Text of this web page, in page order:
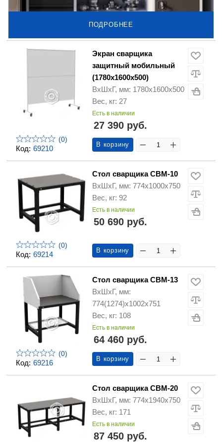
ПОДРОБНЕЕ
Код: 69210
(0)
Экран сварщика
защитный мобильный
(1780х1600х500)
ВхШхГ, мм: 1780х1600х500
Вес, кг: 27
Есть в наличии
27 390 руб.
В корзину
Код: 69214
(0)
Стол сварщика СВМ-10
ВхШхГ, мм: 774х1000х750
Вес, кг: 92
Есть в наличии
50 690 руб.
В корзину
Код: 69216
(0)
Стол сварщика СВМ-13
ВхШхГ, мм:
774(1274)х1002х751
Вес, кг: 108
Есть в наличии
64 460 руб.
В корзину
Стол сварщика СВМ-20
ВхШхГ, мм: 774х1940х750
Вес, кг: 171
Есть в наличии
87 450 руб.